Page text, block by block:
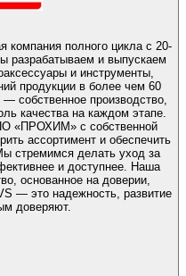
компания полного цикла с 20-
разрабатываем и выпускаем
и инструменты,
продукции в более чем 60
собственное производство,
качества на каждом этапе.
«ПРОХИМ» с собственной
ассортимент и обеспечить
и доступнее. Наша
основанное на доверии,
— это надежность, развитие
доверяют.